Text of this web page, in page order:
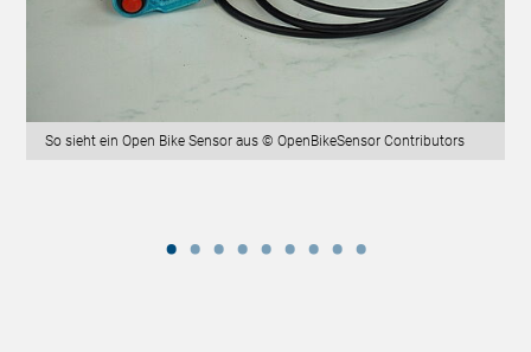
So sieht ein Open Bike Sensor aus © OpenBikeSensor Contributors